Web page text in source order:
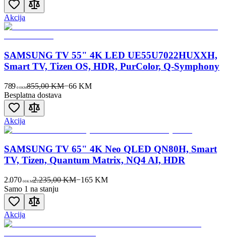
Akcija
SAMSUNG TV 55" 4K LED UE55U7022HUXXH,
Smart TV, Tizen OS, HDR, PurColor, Q-Symphony
789 00KM855,00 KM−66 KM
Besplatna dostava
Akcija
SAMSUNG TV 65" 4K Neo QLED QN80H, Smart
TV, Tizen, Quantum Matrix, NQ4 AI, HDR
2.070 00KM2.235,00 KM−165KM
Samo 1 na stanju
Akcija